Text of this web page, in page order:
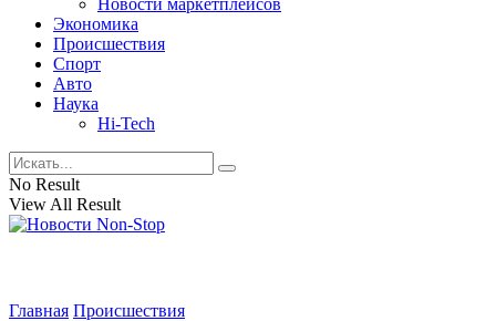
Новости маркетплейсов
Экономика
Происшествия
Спорт
Авто
Наука
Hi-Tech
No Result
View All Result
Главная Происшествия